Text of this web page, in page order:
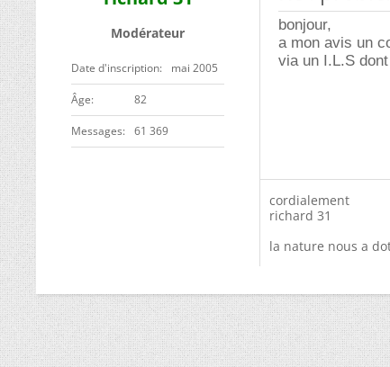
Modérateur
Date d'inscription mai 2005
ge 82
Messages 61 369
bonjour,
a mon avis un
via un I.L.S
cordialement
richard 31
la nature nous a